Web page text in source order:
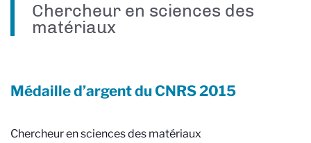
Chercheur en sciences des
matériaux
Médaille d’argent du CNRS2015
Chercheur en sciences des matériaux